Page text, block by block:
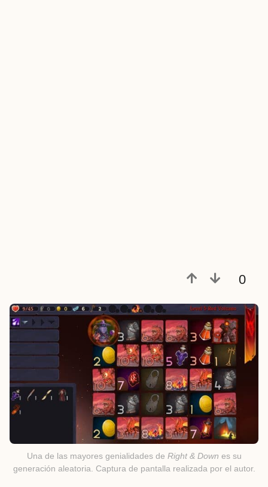
0
Una de las mayores genialidades de Right & Down es su
generación aleatoria. Captura de pantalla realizada por el autor.